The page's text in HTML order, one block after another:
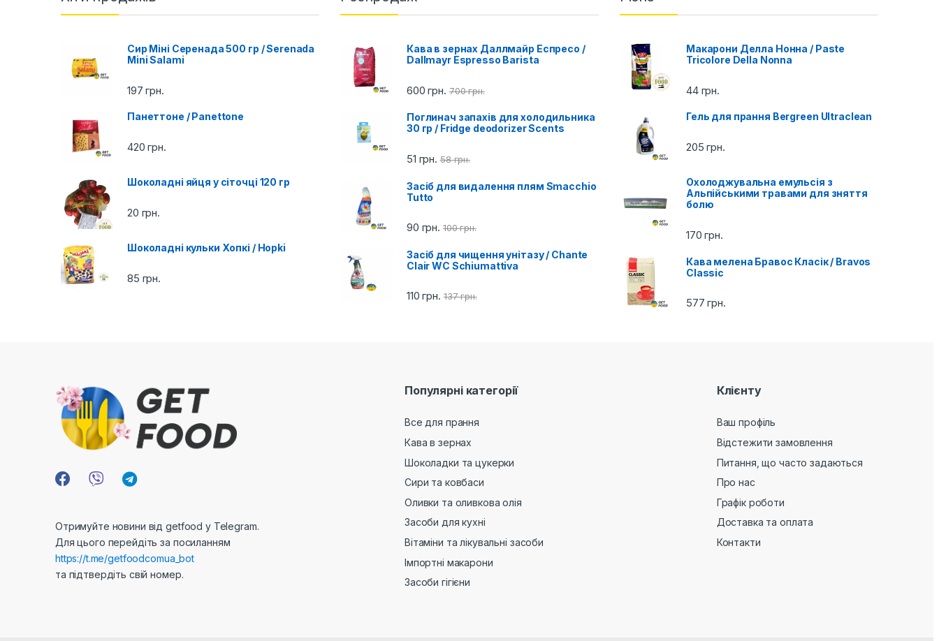
Сир Міні Серенада 500 гр / Serenada
Mini Salami
197грн.
Панеттоне / Panettone
420грн.
Шоколадні яйця у сіточці 120 гр
20 грн.
Шоколадні кульки Хопкі / Hopki
85 грн.
Кава в зернах Даллмайр Еспресо /
Dallmayr Espresso Barista
600грн. 700грн.
Поглинач запахів для холодильника
30 гр / Fridge deodorizer Scents
51 грн. 58грн.
Засіб для видалення плям Smacchio
Tutto
90 грн. 100грн.
Засіб для чищення унітазу / Chante
Clair WC Schiumattiva
110грн. 137грн.
Макарони Делла Нонна / Paste
Tricolore Della Nonna
44 грн.
Гель для прання Bergreen Ultraclean
205грн.
Охолоджувальна емульсія з
Альпійськими травами для зняття
болю
170грн.
Кава мелена Бравос Класік / Bravos
Classic
577грн.
Отримуйте новини від getfood у Telegram.
Для цього перейдіть за посиланням
https://t.me/getfoodcomua_bot
та підтвердіть свій номер.
Популярні категорії
Все для прання
Кава в зернах
Шоколадки та цукерки
Сири та ковбаси
Оливки та оливкова олія
Засоби для кухні
Вітаміни та лікувальні засоби
Імпортні макарони
Засоби гігієни
Клієнту
Ваш профіль
Відстежити замовлення
Питання, що часто задаються
Про нас
Графік роботи
Доставка та оплата
Контакти